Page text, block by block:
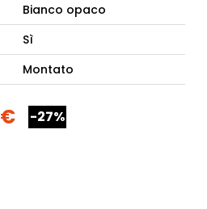
Bianco opaco
Sì
Montato
-27%